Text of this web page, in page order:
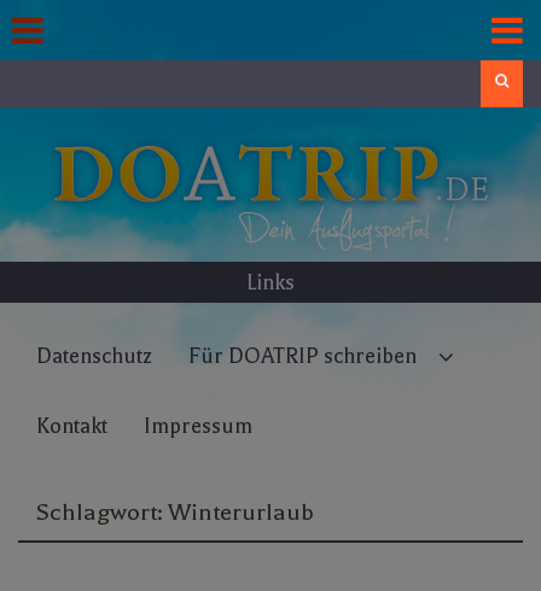
to
content
Links
Datenschutz Für DOATRIP schreiben
Kontakt Impressum
Schlagwort: Winterurlaub